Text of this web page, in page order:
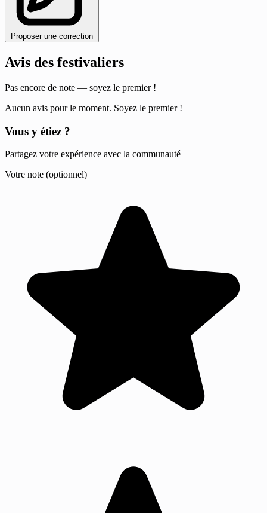
Proposer une correction
Avis des festivaliers
Pas encore de note — soyez le premier !
Aucun avis pour le moment. Soyez le premier !
Vous y étiez ?
Partagez votre expérience avec la communauté
Votre note (optionnel)